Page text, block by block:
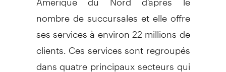
nombre de succursales et elle offre
ses services à environ 22 millions de
clients. Ces services sont regroupés
dans quatre principaux secteurs qui